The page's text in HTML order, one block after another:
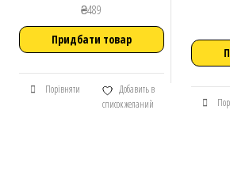
₴489
Придбати товар
Порівняти
Добавить в
список желаний